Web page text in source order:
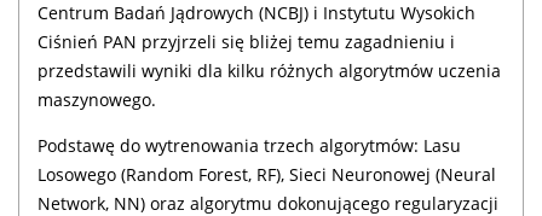
Centrum Badań Jądrowych (NCBJ) i Instytutu Wysokich
Ciśnień PAN przyjrzeli się bliżej temu zagadnieniu i
przedstawili wyniki dla kilku różnych algorytmów uczenia
maszynowego.
Podstawę do wytrenowania trzech algorytmów: Lasu
Losowego (Random Forest, RF), Sieci Neuronowej (Neural
Network, NN) oraz algorytmu dokonującego regularyzacji